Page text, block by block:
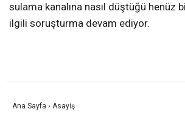
sulama kanalına nasıl düştüğü henüz
ilgili soruşturma devam ediyor.
Ana Sayfa › Asayiş